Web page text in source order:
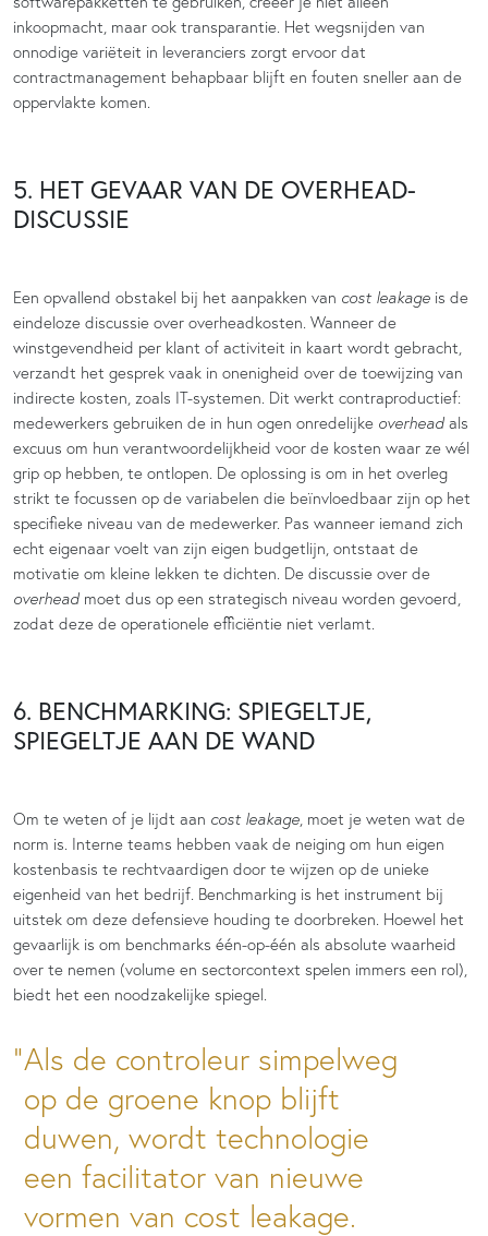
inkoopmacht, maar ook transparantie. Het wegsnijden van
onnodige variëteit in leveranciers zorgt ervoor dat
contractmanagement behapbaar blijft en fouten sneller aan de
oppervlakte komen.
5. HET GEVAAR VAN DE OVERHEAD-
DISCUSSIE
Een opvallend obstakel bij het aanpakken van cost leakage is de
eindeloze discussie over overheadkosten. Wanneer de
winstgevendheid per klant of activiteit in kaart wordt gebracht,
verzandt het gesprek vaak in onenigheid over de toewijzing van
indirecte kosten, zoals IT-systemen. Dit werkt contraproductief:
medewerkers gebruiken de in hun ogen onredelijke overhead als
excuus om hun verantwoordelijkheid voor de kosten waar ze wél
grip op hebben, te ontlopen. De oplossing is om in het overleg
strikt te focussen op de variabelen die beïnvloedbaar zijn op het
specifieke niveau van de medewerker. Pas wanneer iemand zich
echt eigenaar voelt van zijn eigen budgetlijn, ontstaat de
motivatie om kleine lekken te dichten. De discussie over de
overhead moet dus op een strategisch niveau worden gevoerd,
zodat deze de operationele efficiëntie niet verlamt.
6. BENCHMARKING: SPIEGELTJE,
SPIEGELTJE AAN DE WAND
Om te weten of je lijdt aan cost leakage , moet je weten wat de
norm is. Interne teams hebben vaak de neiging om hun eigen
kostenbasis te rechtvaardigen door te wijzen op de unieke
eigenheid van het bedrijf. Benchmarking is het instrument bij
uitstek om deze defensieve houding te doorbreken. Hoewel het
gevaarlijk is om benchmarks één-op-één als absolute waarheid
over te nemen (volume en sectorcontext spelen immers een rol),
biedt het een noodzakelijke spiegel.
Als de controleur simpelweg
op de groene knop blijft
duwen, wordt technologie
een facilitator van nieuwe
vormen van cost leakage.